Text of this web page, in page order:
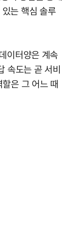
는 핵심 솔루
이터양은 계속
속도는 곧 서비
은 그 어느 때